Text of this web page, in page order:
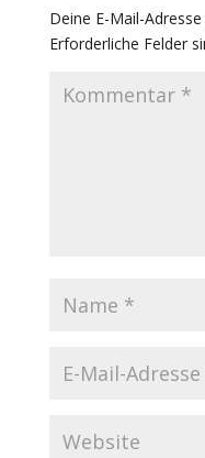
Deine E-Mail-
Erforderliche Felder